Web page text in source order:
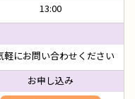
13:00
にお問い合わせください